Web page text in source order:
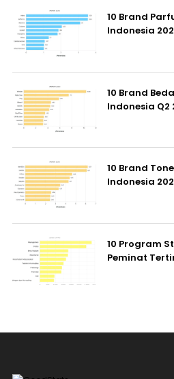
10 Brand
Indonesia
10 Brand
Indonesia Q2
10 Brand
Indonesia
10 Program
Peminat